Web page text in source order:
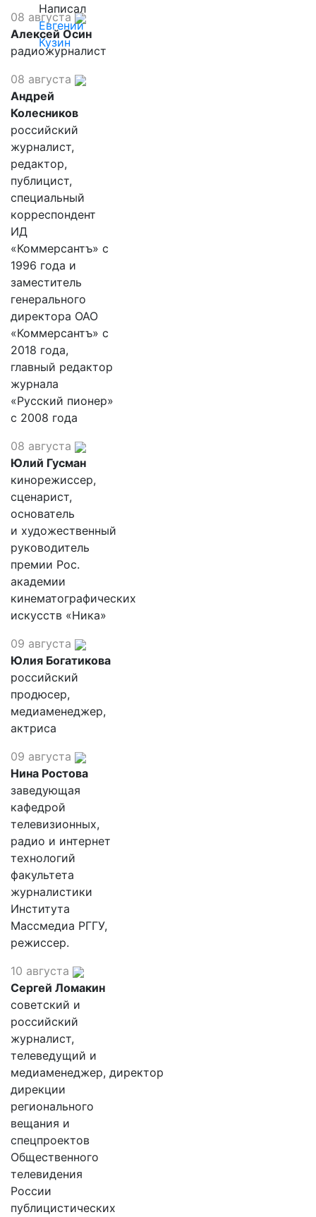
Написал
Евгений
Кузин
08 августа
Алексей Осин
радиожурналист
08 августа
Андрей
Колесников
российский
журналист,
редактор,
публицист,
специальный
корреспондент
ИД
«Коммерсантъ» с
1996 года и
заместитель
генерального
директора ОАО
«Коммерсантъ» с
2018 года,
главный редактор
журнала
«Русский пионер»
с 2008 года
08 августа
Юлий Гусман
кинорежиссер,
сценарист,
основатель
и художественный
руководитель
премии Рос.
академии
кинематографических
искусств «Ника»
09 августа
Юлия Богатикова
российский
продюсер,
медиаменеджер,
актриса
09 августа
Нина Ростова
заведующая
кафедрой
телевизионных,
радио и интернет
технологий
факультета
журналистики
Института
Массмедиа РГГУ,
режиссер.
10 августа
Сергей Ломакин
советский и
российский
журналист,
телеведущий и
медиаменеджер, директор
дирекции
регионального
вещания и
спецпроектов
Общественного
телевидения
России
публицистических